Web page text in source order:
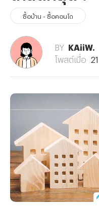
ซื้อบ้าน - ซื้อคอนโด
BY
KAiiW.
โพสต์เมื่อ